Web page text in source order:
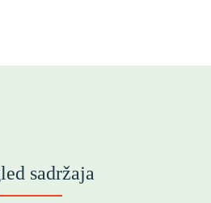
sadržaja